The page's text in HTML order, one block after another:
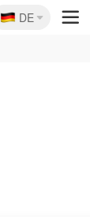
🇩🇪
DE